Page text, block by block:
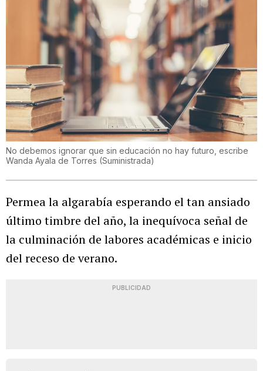
No debemos ignorar que sin educación no hay futuro, escribe
Wanda Ayala de Torres (Suministrada)
Permea la algarabía esperando el tan ansiado
último timbre del año, la inequívoca señal de
la culminación de labores académicas e inicio
del receso de verano.
PUBLICIDAD